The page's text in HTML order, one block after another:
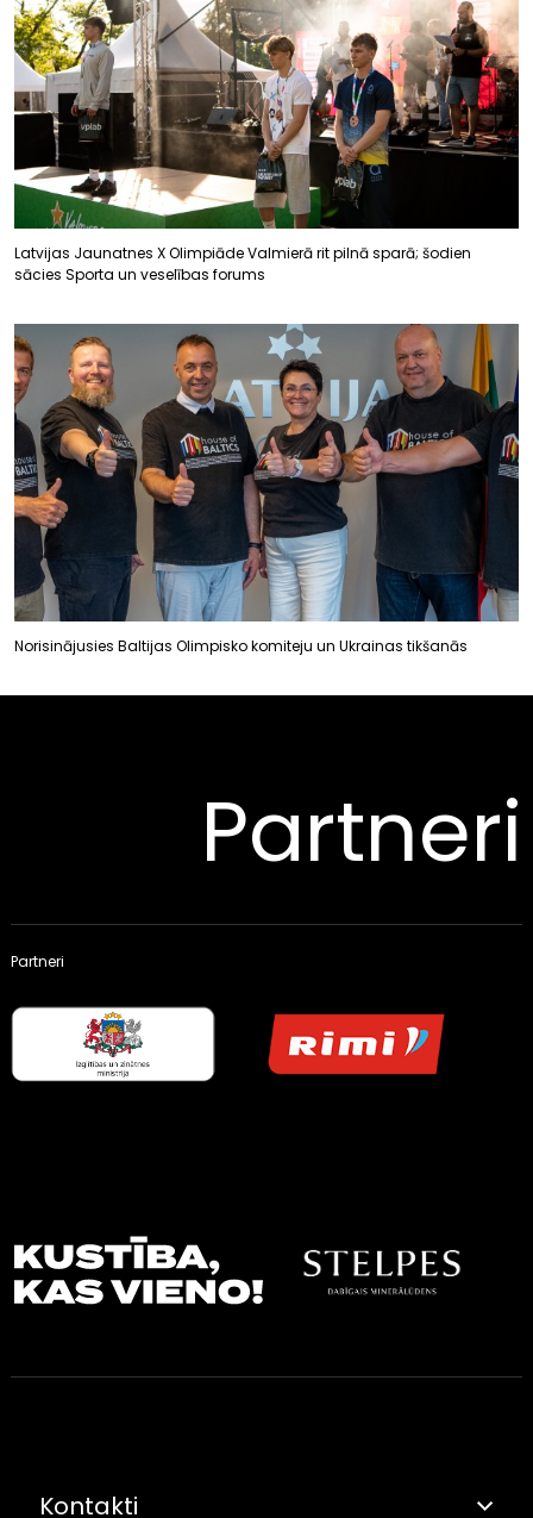
Latvijas Jaunatnes X Olimpiāde Valmierā rit pilnā sparā; šodien
sācies Sporta un veselības forums
Norisinājusies Baltijas Olimpisko komiteju un Ukrainas tikšanās
Partneri
Partneri
Kontakti